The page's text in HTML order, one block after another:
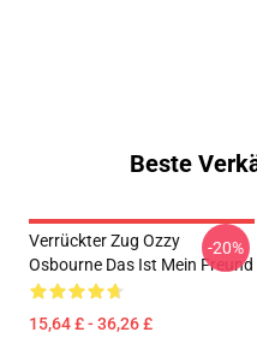
Beste
Verrückter Zug Ozzy
Osbourne Das Ist Mein Freund
15,64 £ - 36,26 £
-20%